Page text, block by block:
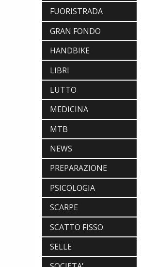
FUORISTRADA
GRAN FONDO
HANDBIKE
LIBRI
LUTTO
MEDICINA
MTB
NEWS
PREPARAZIONE
PSICOLOGIA
SCARPE
SCATTO FISSO
SELLE
ABBIGLIAMENTO
NALINI. APPUNTAMENTO A IBF PER
SCOPRIRE IL PRIMO PANTALONCINO
CON AIRBAG INTEGRATO
BICICLETTE
PER DOMINARE LE VETTE PIU' DURE
POLINI E-P3+ CAMPIONE DEL MONDO
E-BIKE ENDURO CON MANOLO
MORETTINI E FILIPPO COLARUSSO
ALIMENTAZIONE
GUIDA COMPLETA AL CICLISMO
MODERNO: SCARICA L'E-BOOK
GRATUITO DI ETHICSPORT
ABBIGLIAMENTO
SCOPRIRE IL PRIMO PANTALONCINO
LOOK. LA NUOVA 785 HUEZ RS,